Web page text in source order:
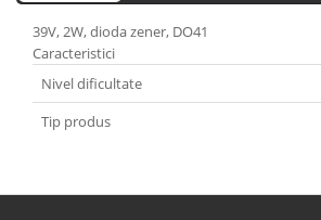
39V, 2W, dioda zener, DO41
Caracteristici
Nivel dificultate
Tip produs